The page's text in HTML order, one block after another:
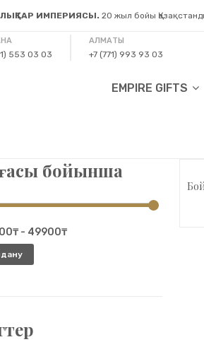
ИМПЕРИЯСЫ. 20 жыл бойы
553 03 03
АЛМАТЫ
+7 (771) 993 93 03
EMPIRE GIFTS
бойынша